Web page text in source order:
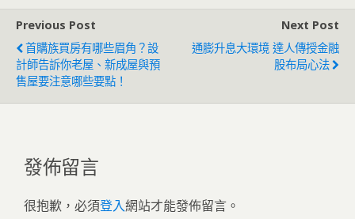
Previous Post
首購族買房有哪些眉角？設
計師告訴你老屋、新成屋與預
售屋要注意哪些要點！
Next Post
通膨升息大環境 達人傳授金融
股布局心法
發佈留言
很抱歉，必須登入網站才能發佈留言。